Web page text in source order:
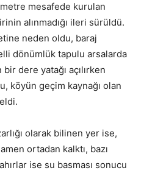
mesafede kurulan
alınmadığı ileri sürüldü.
neden oldu, baraj
dönümlük tapulu arsalarda
dere yatağı açılırken
köyün geçim kaynağı olan
olarak bilinen yer ise,
ortadan kalktı, bazı
ise su basması sonucu